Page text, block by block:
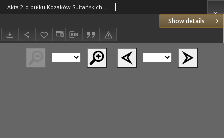
Show details
Akta 2-o pułku Kozaków Sułtańskich z lat 1855-1856. T.2 Akta 2 szwadronu z dnia 03.06.1855 r.